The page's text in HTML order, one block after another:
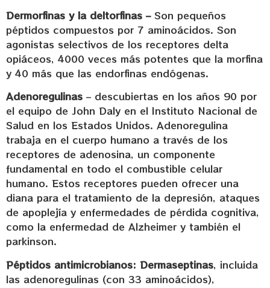
Dermorfinas y la deltorfinas – Son pequeños
péptidos compuestos por 7 aminoácidos. Son
agonistas selectivos de los receptores delta
opiáceos, 4000 veces más potentes que la morfina
y 40 más que las endorfinas endógenas.
Adenoregulinas – descubiertas en los años 90 por
el equipo de John Daly en el Instituto Nacional de
Salud en los Estados Unidos. Adenoregulina
trabaja en el cuerpo humano a través de los
receptores de adenosina, un componente
fundamental en todo el combustible celular
humano. Estos receptores pueden ofrecer una
diana para el tratamiento de la depresión, ataques
de apoplejía y enfermedades de pérdida cognitiva,
como la enfermedad de Alzheimer y también el
parkinson.
Péptidos antimicrobianos: Dermaseptinas, incluida
las adenoregulinas (con 33 aminoácidos),